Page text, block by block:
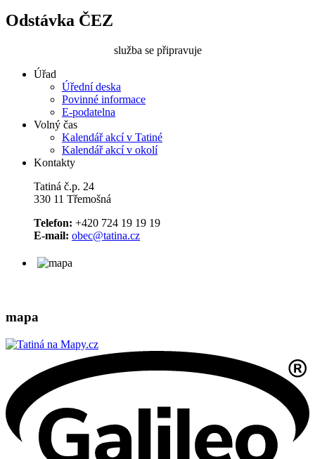
Odstávka ČEZ
služba se připravuje
Úřad
Úřední deska
Povinné informace
E-podatelna
Volný čas
Kalendář akcí v Tatiné
Kalendář akcí v okolí
Kontakty
Tatiná č.p. 24
330 11 Třemošná
Telefon: +420 724 19 19 19
E-mail: obec@tatina.cz
mapa